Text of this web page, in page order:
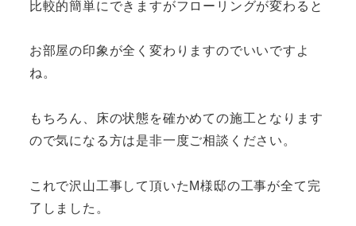
比較的簡単にできますがフローリングが変わると
お部屋の印象が全く変わりますのでいいですよ
ね。
もちろん、床の状態を確かめての施工となります
ので気になる方は是非一度ご相談ください。
これで沢山工事して頂いたM様邸の工事が全て完
了しました。